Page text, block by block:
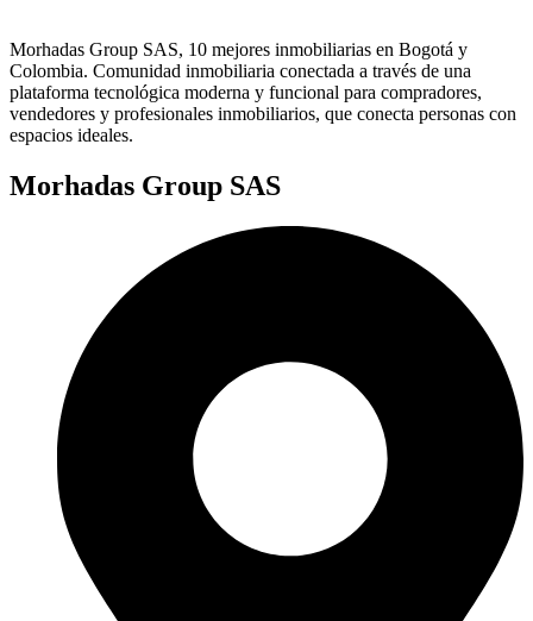
Morhadas Group SAS, 10 mejores inmobiliarias en Bogotá y
Colombia. Comunidad inmobiliaria conectada a través de una
plataforma tecnológica moderna y funcional para compradores,
vendedores y profesionales inmobiliarios, que conecta personas con
espacios ideales.
Morhadas Group SAS